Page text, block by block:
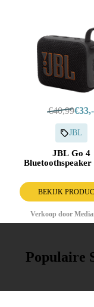
€40,99€33,-
JBL
JBL Go 4
BEKIJK
Verkoop door
Populaire